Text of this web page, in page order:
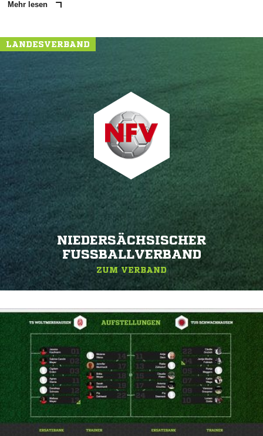
Mehr lesen
LANDESVERBAND
NIEDERSÄCHSISCHER
FUSSBALLVERBAND
ZUM VERBAND